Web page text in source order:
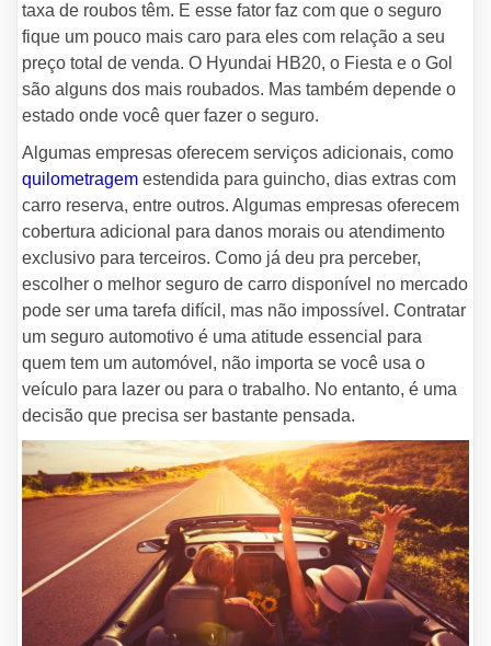
taxa de roubos têm. E esse fator faz com que o seguro
fique um pouco mais caro para eles com relação a seu
preço total de venda. O Hyundai HB20, o Fiesta e o Gol
são alguns dos mais roubados. Mas também depende o
estado onde você quer fazer o seguro.
Algumas empresas oferecem serviços adicionais, como
quilometragem estendida para guincho, dias extras com
carro reserva, entre outros. Algumas empresas oferecem
cobertura adicional para danos morais ou atendimento
exclusivo para terceiros. Como já deu pra perceber,
escolher o melhor seguro de carro disponível no mercado
pode ser uma tarefa difícil, mas não impossível. Contratar
um seguro automotivo é uma atitude essencial para
quem tem um automóvel, não importa se você usa o
veículo para lazer ou para o trabalho. No entanto, é uma
decisão que precisa ser bastante pensada.